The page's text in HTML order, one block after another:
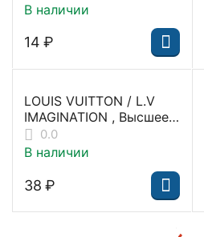
В наличии
‍14‍ ₽
LOUIS VUITTON / L.V
IMAGINATION , Высшее
качество
0.0
В наличии
‍38‍ ₽